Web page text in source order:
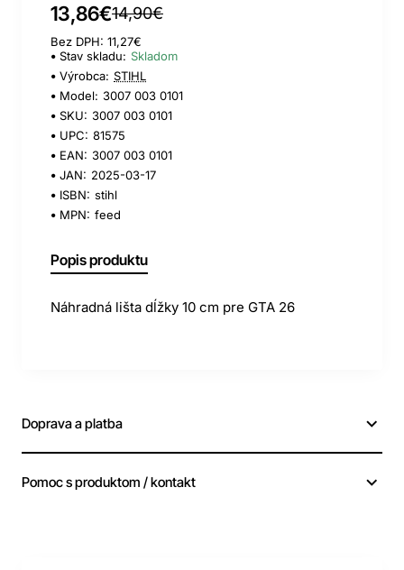
13,86€14,90€
Bez DPH: 11,27€
Stav skladu: Skladom
Výrobca: STIHL
Model: 3007 003 0101
SKU: 3007 003 0101
UPC: 81575
EAN: 3007 003 0101
JAN: 2025-03-17
ISBN: stihl
MPN: feed
Popis produktu
Náhradná lišta dĺžky 10 cm pre GTA 26
Doprava a platba
Pomoc s produktom / kontakt